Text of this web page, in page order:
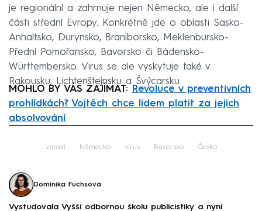
je regionální a zahrnuje nejen Německo, ale i další
části střední Evropy. Konkrétně jde o oblasti Sasko-
Anhaltsko, Durynsko, Braniborsko, Meklenbursko-
Přední Pomořansko, Bavorsko či Bádensko-
Württembersko. Virus se ale vyskytuje také v
Rakousku, Lichtenštejnsku a Švýcarsku.
MOHLO BY VÁS ZAJÍMAT:
Revoluce v preventivních
prohlídkách? Vojtěch chce lidem platit za jejich
absolvování
zdraví Německo virus Bavorsko Česko
Dominika Fuchsová
Vystudovala Vyšší odbornou školu publicistiky a nyní